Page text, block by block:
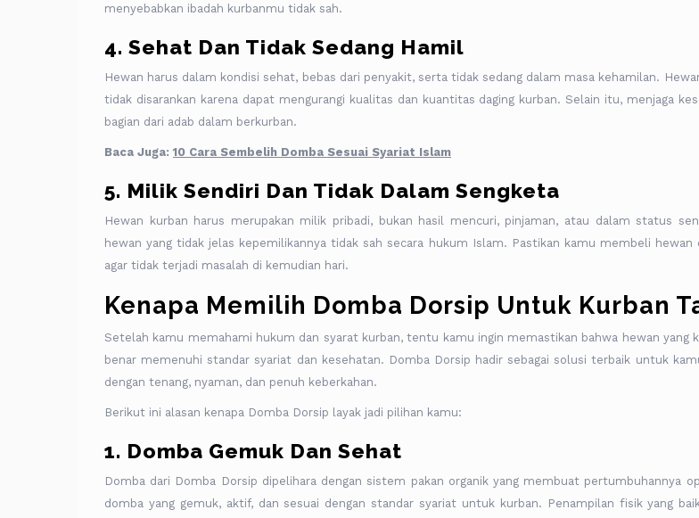
menyebabkan ibadah kurbanmu tidak sah.
4. Sehat Dan Tidak Sedang Hamil
Hewan harus dalam kondisi sehat, bebas dari penyakit, serta tidak sedang dalam masa kehamilan.
tidak disarankan karena dapat mengurangi kualitas dan kuantitas daging kurban. Selain itu, menjaga
bagian dari adab dalam berkurban.
Baca Juga: 10 Cara Sembelih Domba Sesuai Syariat Islam
5. Milik Sendiri Dan Tidak Dalam Sengketa
Hewan kurban harus merupakan milik pribadi, bukan hasil mencuri, pinjaman, atau dalam status
hewan yang tidak jelas kepemilikannya tidak sah secara hukum Islam. Pastikan kamu membeli hewan
agar tidak terjadi masalah di kemudian hari.
Kenapa Memilih Domba Dorsip Untuk Kurban
Setelah kamu memahami hukum dan syarat kurban, tentu kamu ingin memastikan bahwa hewan yang
benar memenuhi standar syariat dan kesehatan. Domba Dorsip hadir sebagai solusi terbaik untuk
dengan tenang, nyaman, dan penuh keberkahan.
Berikut ini alasan kenapa Domba Dorsip layak jadi pilihan kamu:
1. Domba Gemuk Dan Sehat
Domba dari Domba Dorsip dipelihara dengan sistem pakan organik yang membuat pertumbuhannya
domba yang gemuk, aktif, dan sesuai dengan standar syariat untuk kurban. Penampilan fisik yang